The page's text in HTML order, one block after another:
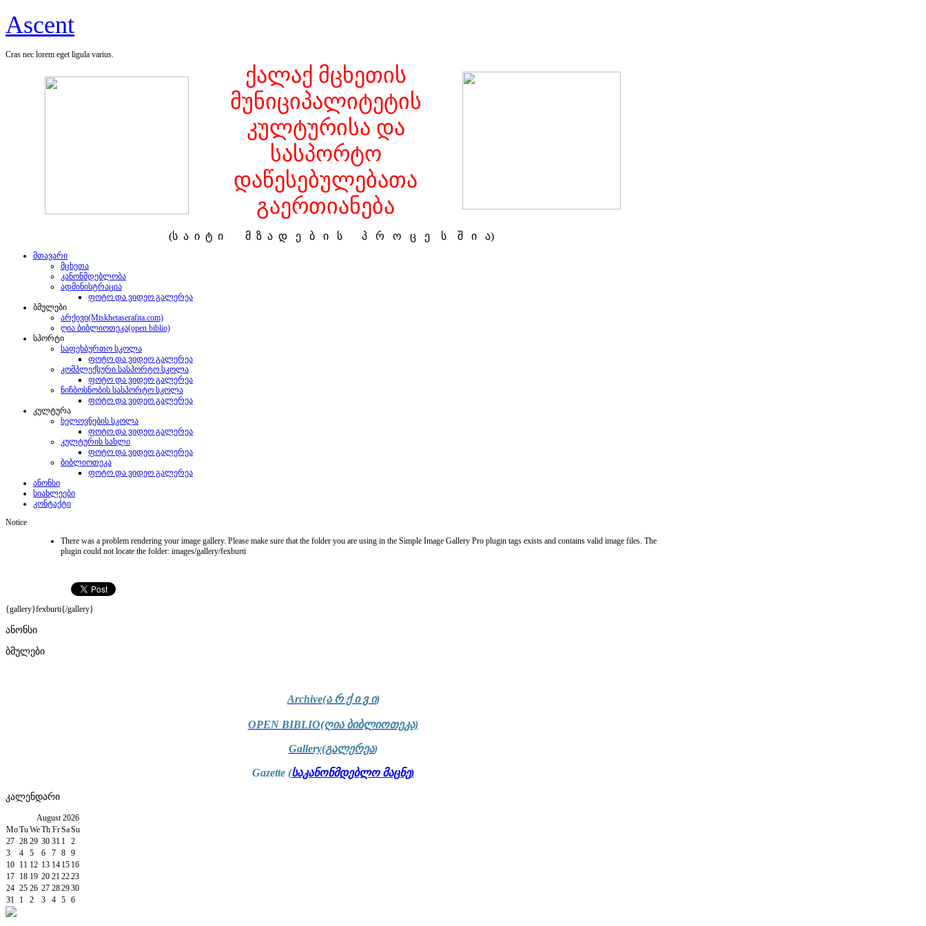
Ascent
Cras nec lorem eget ligula varius.
ქალაქ მცხეთის
მუნიციპალიტეტის
კულტურისა და
სასპორტო
დაწესებულებათა
გაერთიანება
(ს ა ი ტ ი მ ზ ა დ ე ბ ი ს პ რ ო ც ე ს შ ი ა)
მთავარი
მცხეთა
კანონმდებლობა
ადმინისტრაცია
ფოტო და ვიდეო გალერეა
ბმულები
არქივი(Mtskhetaserafita.com)
ღია ბიბლიოთეკა(open biblio)
სპორტი
საფეხბურთო სკოლა
ფოტო და ვიდეო გალერეა
კომპლექსური სასპორტო სკოლა
ფოტო და ვიდეო გალერეა
ნიჩბოსნობის სასპორტო სკოლა
ფოტო და ვიდეო გალერეა
კულტურა
ხელოვნების სკოლა
ფოტო და ვიდეო გალერეა
კულტურის სახლი
ფოტო და ვიდეო გალერეა
ბიბლიოთეკა
ფოტო და ვიდეო გალერეა
ანონსი
სიახლეები
კონტაქტი
Notice
There was a problem rendering your image gallery. Please make sure that the folder you are using in the Simple Image Gallery Pro plugin tags exists and contains valid image files. The
plugin could not locate the folder: images/gallery/fexburti
{gallery}fexburti{/gallery}
ანონსი
ბმულები
Archive(ა რ ქ ი ვ ი)
OPEN BIBLIO(ღია ბიბლიოთეკა)
Gallery(გალერეა)
Gazette (საკანონმდებლო მაცნე)
კალენდარი
August 2026
MoTuWeTh FrSaSu
27 28 29 30 31 1 2
3
4 5 6 7 8 9
10 11 12 13 14 15 16
17 18 19 20 212223
24 25 26 27 282930
31 1 2 3 4 5 6